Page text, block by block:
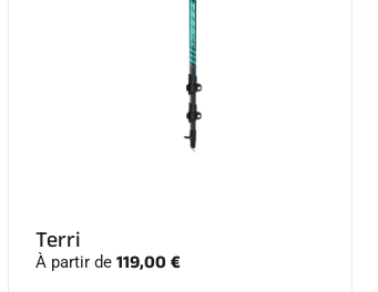
Terri
À partir de 119,00 €